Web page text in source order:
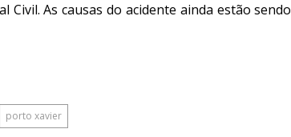
As causas do acidente ainda estão sendo
porto xavier